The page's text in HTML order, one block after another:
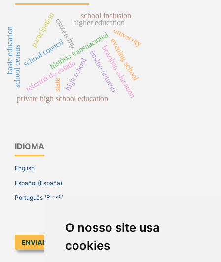
O nosso site usa
cookies
história transnacionalbrazilian education
school council
citizenship
participation
reforma do estado
private high school education
higher education
university
ensino noturno
high school evening school
school inclusion
school census
basic education
state
IDIOMA
English
Español (España)
Português (Brasil)
ENVIAR SUBMISSÃO